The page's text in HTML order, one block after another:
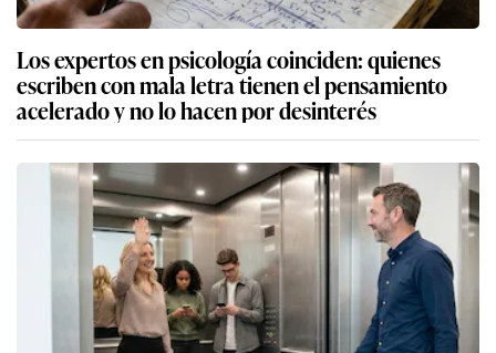
Los expertos en psicología coinciden: quienes
escriben con mala letra tienen el pensamiento
acelerado y no lo hacen por desinterés